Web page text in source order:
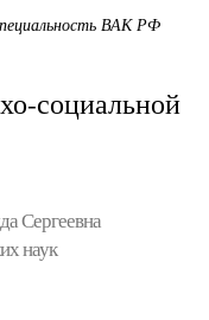
ВАК РФ
социальной
Сергеевна
наук